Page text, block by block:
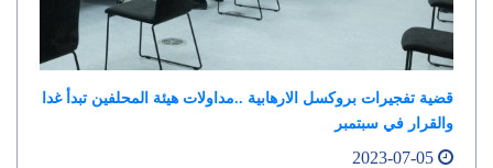
قضية تفجيرات بروكسل الارهابية ..مداولات هيئة المحلفين تبدأ غدا
والقرار في سبتمبر